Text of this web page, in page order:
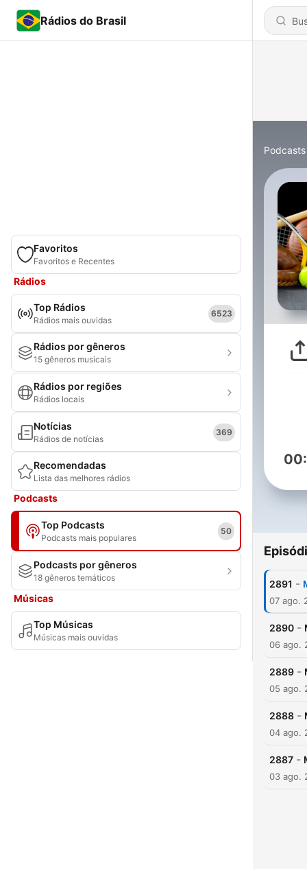
Rádios do Brasil
Favoritos
Favoritos e Recentes
Rádios
Top Rádios
Rádios mais ouvidas
6523
Rádios por gêneros
15 gêneros musicais
Rádios por regiões
Rádios locais
Notícias
Rádios de notícias
369
Recomendadas
Lista das melhores rádios
Podcasts
Top Podcasts
Podcasts mais populares
50
Podcasts por gêneros
18 gêneros temáticos
Músicas
Top Músicas
Músicas mais ouvidas
Podcasts
2891 -
07 ago.
2890 -
06 ago.
2889 -
05 ago.
2888 -
04 ago.
2887 -
03 ago.